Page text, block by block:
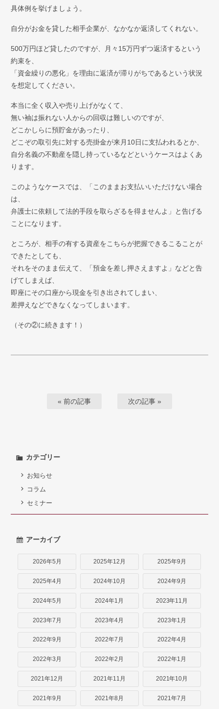
具体例を挙げましょう。
自分がお金を貸した相手企業が、なかなか返済してくれない。
500万円ほど貸したのですが、月々15万円ずつ返済するという
約束を、
「資金繰りの悪化」を理由に返済が滞りがちであるという状況
を想定してください。
本当に全く収入や売り上げがなくて、
無い袖は振れない人からの回収は難しいのですが、
どこかしらに預貯金があったり、
どこぞの取引先に対する売掛金が来月10日に支払われるとか、
自分名義の不動産を隠し持っているなどというケースはよくあ
ります。
このようなケースでは、「このままお支払いいただけない場合
は、
弁護士に依頼して法的手段を取らざるを得ませんよ」と告げる
ことになります。
ところが、相手の有する資産をこちらが把握できるこることが
できたとしても、
それをそのまま伝えて、「預金を差し押さえますよ」などと告
げてしまえば、
即座にその口座から現金を引き出されてしまい、
差押えなどできなくなってしまいます。
（その②に続きます！）
« 前の記事 次の記事 »
カテゴリー
お知らせ
コラム
セミナー
アーカイブ
2026年5月 2025年12月 2025年9月
2025年4月 2024年10月 2024年9月
2024年5月 2024年1月 2023年11月
2023年7月 2023年4月 2023年1月
2022年9月 2022年7月 2022年4月
2022年3月 2022年2月 2022年1月
2021年12月 2021年11月 2021年10月
2021年9月 2021年8月 2021年7月